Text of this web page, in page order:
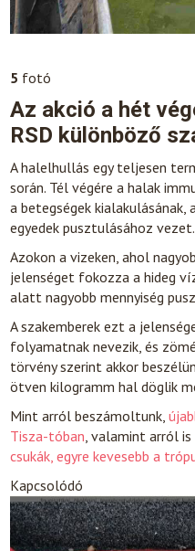
5 fotó
Az akció a hét
RSD különböző
A halelhullás egy teljesen
során. Tél végére a halak
a betegségek
egyedek pusztulásához vezet.
Azokon a vizeken, ahol
jelenséget fokozza a hideg
alatt nagyobb mennyiség
A szakemberek ezt a
folyamatnak nevezik, és
törvény szerint akkor
ötven kilogramm hal döglik
Mint arról beszámoltunk,
Tisza-tóban, valamint arról
csukák, egyre kevesebb a
Kapcsolódó